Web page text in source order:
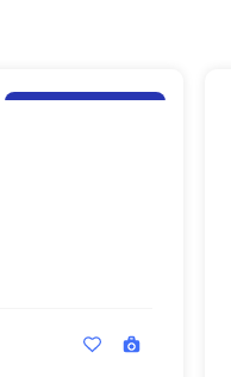
Terreno Edificabile